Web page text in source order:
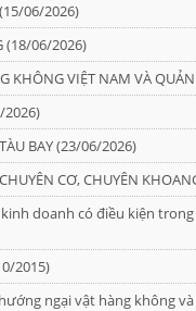
06/2026)
(18/06/2026)
KHÔNG VIỆT NAM VÀ
2026)
BAY (23/06/2026)
CƠ, CHUYÊN
doanh có điều kiện
2015)
ngại vật hàng không